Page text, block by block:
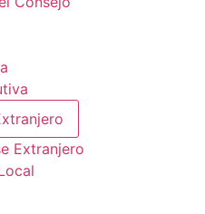
Extranjero